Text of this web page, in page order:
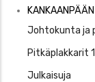
Kankaaanpää
SeuraJohtokunta ja
Pitkäplakkarit
Julkaisuja